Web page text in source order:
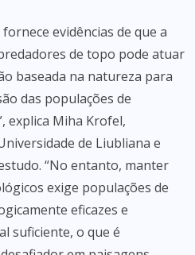
evidências de que a
de topo pode atuar
baseada na natureza para
das populações de
explica Miha Krofel,
de Liubliana e
“No entanto, manter
exige populações de
eficazes e
suficiente, o que é